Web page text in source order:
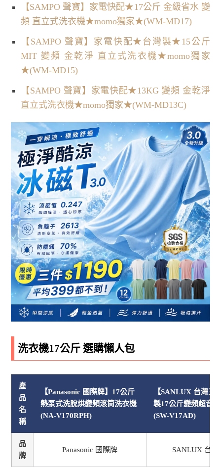
【SAMPO 聲寶】家電快配★17公斤 金級省水 變
頻 直立式洗衣機★momo獨家★(WM-MD17)
【SAMPO 聲寶】家電快配★台灣製★15公斤
MIT 變頻 金乾淨 直立式洗衣機★momo獨家
★(WM-MD15)
【SAMPO 聲寶】家電快配★13KG 變頻 金乾淨
直立式洗衣機★momo獨家★(WM-MD13C)
洗衣機17公斤 選購懶人包
產
品
名
稱
【Panasonic 國際牌】17公斤
熱泵式洗脫烘變頻滾筒洗衣機
(NA-V170RPH)
【SANLUX 台灣三
製17公斤變頻超音
(SW-V17AD)
品
牌
Panasonic 國際牌 SANLUX 台灣